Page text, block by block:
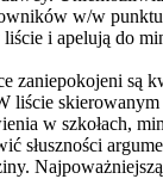
w/w
i apelują do
zaniepokojeni są
liście
w szkołach,
słuszności